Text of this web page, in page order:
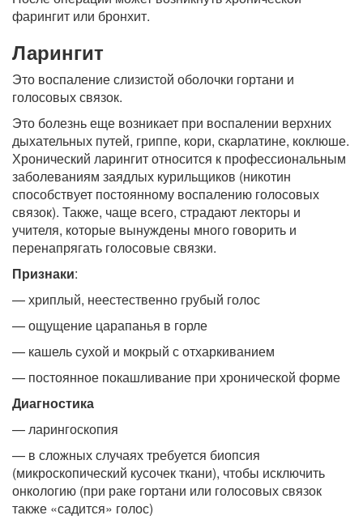
фарингит или бронхит.
Ларингит
Это воспаление слизистой оболочки гортани и
голосовых связок.
Это болезнь еще возникает при воспалении верхних
дыхательных путей, гриппе, кори, скарлатине, коклюше.
Хронический ларингит относится к профессиональным
заболеваниям заядлых курильщиков (никотин
способствует постоянному воспалению голосовых
связок). Также, чаще всего, страдают лекторы и
учителя, которые вынуждены много говорить и
перенапрягать голосовые связки.
Признаки:
— хриплый, неестественно грубый голос
— ощущение царапанья в горле
— кашель сухой и мокрый с отхаркиванием
— постоянное покашливание при хронической форме
Диагностика
— ларингоскопия
— в сложных случаях требуется биопсия
(микроскопический кусочек ткани), чтобы исключить
онкологию (при раке гортани или голосовых связок
также «садится» голос)